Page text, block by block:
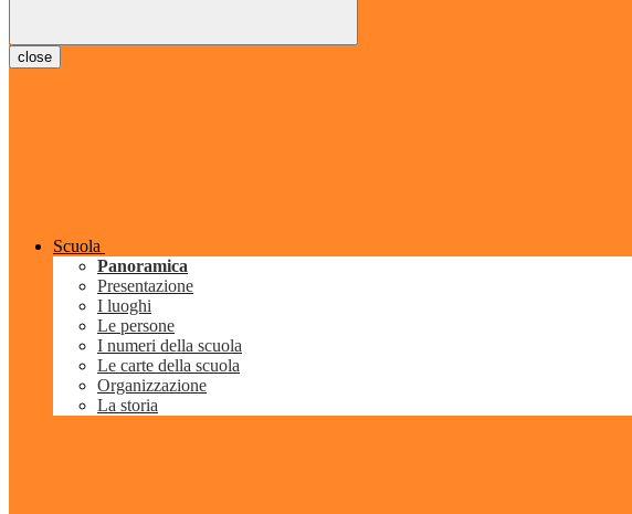
close
Scuola
Panoramica
Presentazione
I luoghi
Le persone
I numeri della scuola
Le carte della scuola
Organizzazione
La storia